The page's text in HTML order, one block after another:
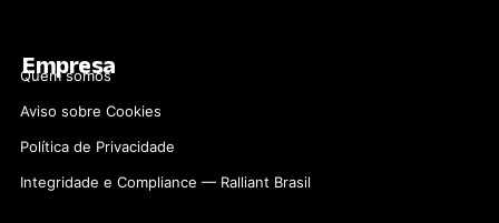
Empresa
Quem somos
Aviso sobre Cookies
Polí­tica de Privacidade
Integridade e Compliance — Ralliant Brasil